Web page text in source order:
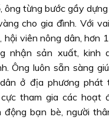
ông từng bước gầy
cho gia đình. Với
hội viên nông dân, hơn
nhận sản xuất, kinh
Ông luôn sẵn sàng
ở địa phương phát
tham gia các hoạt
động bạn bè, người